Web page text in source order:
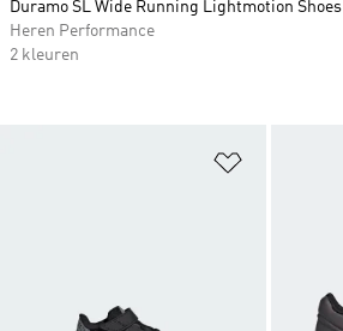
Duramo SL Wide Running Lightmotion Shoes
Heren Performance
2 kleuren